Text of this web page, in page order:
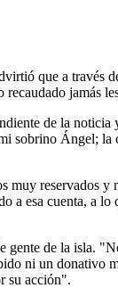
que a través
recaudado jamás
de la
sobrino Ángel; la
reservados
esa cuenta, a
de la isla.
ni un donativo
su acción".